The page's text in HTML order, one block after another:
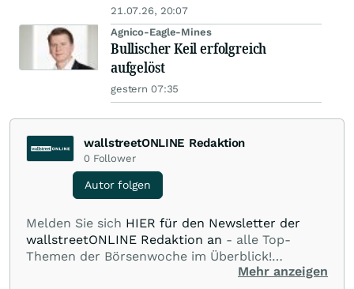
21.07.26, 20:07
Agnico-Eagle-Mines
Bullischer Keil erfolgreich
aufgelöst
gestern 07:35
wallstreetONLINE Redaktion
0 Follower
Autor folgen
Melden Sie sich HIER für den Newsletter der
wallstreetONLINE Redaktion an - alle Top-
Themen der Börsenwoche im Überblick!
Verpassen Sie kein wichtiges Anleger-Thema!Für
Mehr anzeigen